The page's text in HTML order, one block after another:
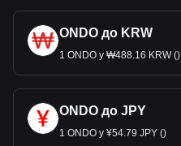
ONDO до KRW
1 ONDO у ₩488.16 KRW ()
ONDO до JPY
1 ONDO у ¥54.79 JPY ()